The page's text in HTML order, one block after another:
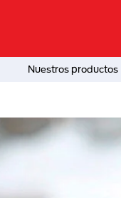
Nuestros productos